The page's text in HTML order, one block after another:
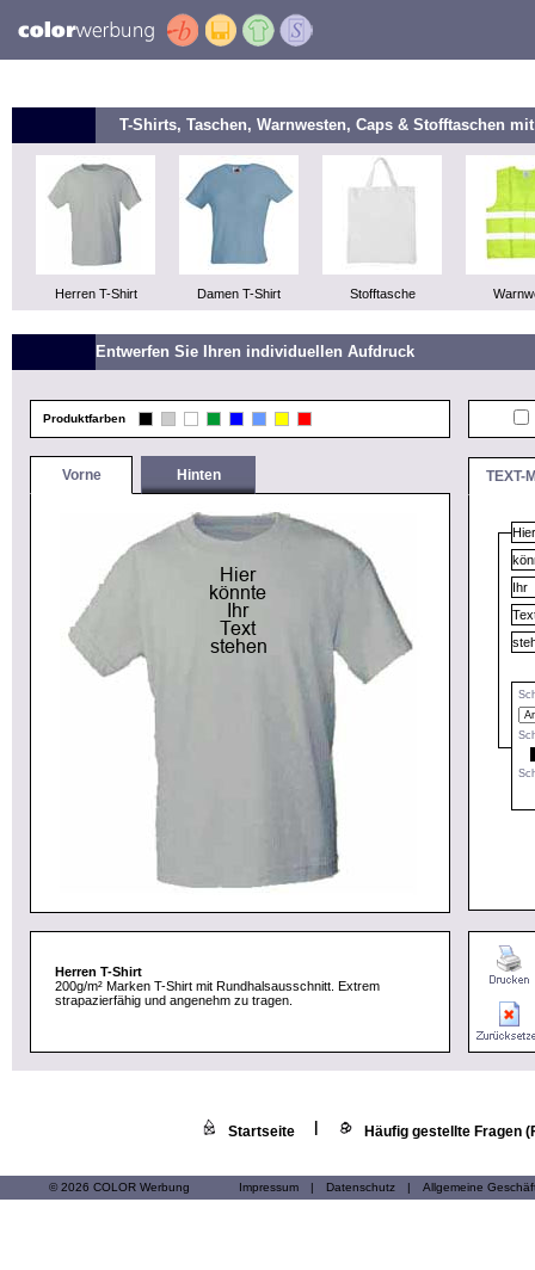
T-Shirts, Taschen, Warnwesten, Caps & Stofftaschen
Herren T-Shirt Damen T-Shirt Stofftasche
Entwerfen Sie Ihren individuellen Aufdruck
Produktfarben
Vorne Hinten TEXT-
Herren T-Shirt
200g/m² Marken T-Shirt mit Rundhalsausschnitt. Extrem
strapazierfähig und angenehm zu tragen.
Startseite Häufig gestellte Fragen
© 2026 COLOR Werbung Impressum | Datenschutz | Allgemeine